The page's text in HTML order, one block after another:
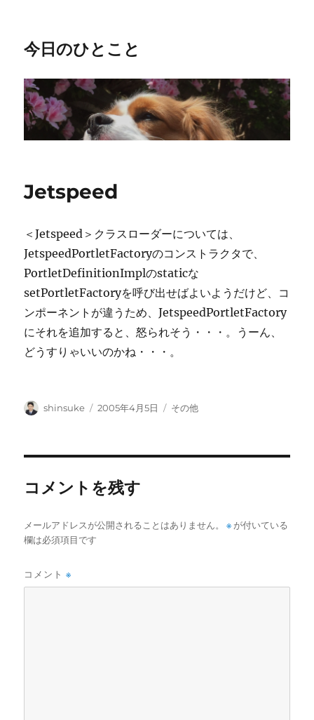
今日のひとこと
Jetspeed
＜Jetspeed＞クラスローダーについては、
JetspeedPortletFactoryのコンストラクタで、
PortletDefinitionImplのstaticな
setPortletFactoryを呼び出せばよいようだけど、コ
ンポーネントが違うため、JetspeedPortletFactory
にそれを追加すると、怒られそう・・・。うーん、
どうすりゃいいのかね・・・。
投
shinsuke
投
2005年4月5日
カ
その他
コメントを残す
メールアドレスが公開されることはありません。 ※が付いている
欄は必須項目です
コメント※